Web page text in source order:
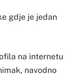
gdje je jedan
na internetu
navodno